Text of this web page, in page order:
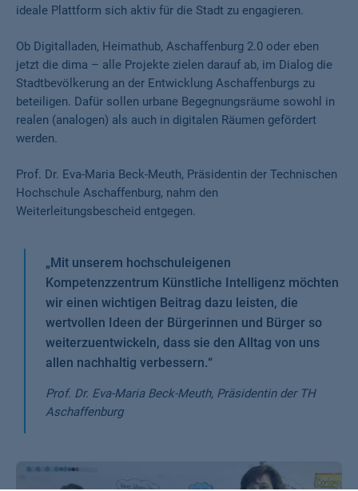
ideale Plattform sich aktiv für die Stadt zu engagieren.
Ob Digitalladen, Heimathub, Aschaffenburg 2.0 oder eben
jetzt die dima – alle Projekte zielen darauf ab, im Dialog die
Stadtbevölkerung an der Entwicklung Aschaffenburgs zu
beteiligen. Dafür sollen urbane Begegnungsräume sowohl in
realen (analogen) als auch in digitalen Räumen gefördert
werden.
Prof. Dr. Eva-Maria Beck-Meuth, Präsidentin der Technischen
Hochschule Aschaffenburg, nahm den
Weiterleitungsbescheid entgegen.
„Mit unserem hochschuleigenen
Kompetenzzentrum Künstliche Intelligenz möchten
wir einen wichtigen Beitrag dazu leisten, die
wertvollen Ideen der Bürgerinnen und Bürger so
weiterzuentwickeln, dass sie den Alltag von uns
allen nachhaltig verbessern.“
Prof. Dr. Eva-Maria Beck-Meuth, Präsidentin der TH
Aschaffenburg